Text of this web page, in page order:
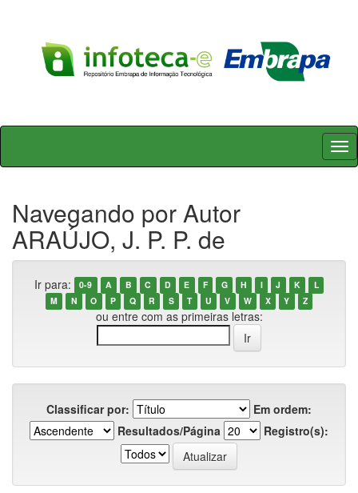
Skip
Navegando por Autor
ARAÚJO, J. P. P. de
Ir para: 0-9 A B C D E F G H I J K
L
M
N O P Q R S T U V W X Y Z
ou entre com as primeiras letras:
Classificar por:
Em ordem:
Resultados/Página
Registro(s):